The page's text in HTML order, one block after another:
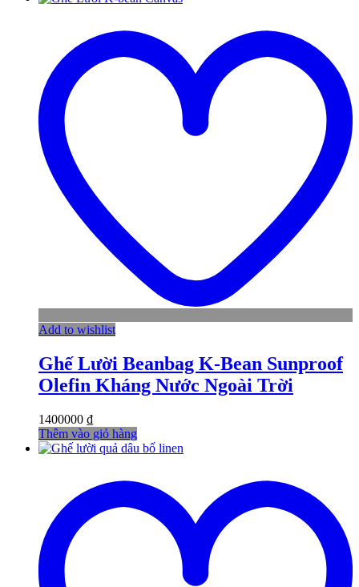
Add to wishlist
Ghế Lười Beanbag K-Bean Sunproof
Olefin Kháng Nước Ngoài Trời
1400000 ₫
Thêm vào giỏ hàng